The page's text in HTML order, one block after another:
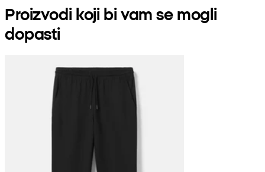
Proizvodi koji bi vam se mogli
dopasti